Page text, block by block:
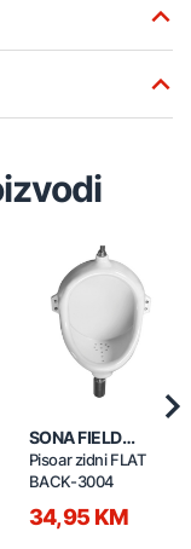
SONA FIELD
CERAMIC
Pisoar zidni FLAT
BACK-3004
34,95 KM